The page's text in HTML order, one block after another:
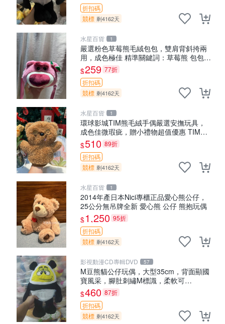
折扣碼
競標 剩4162天
水星百貨 1
嚴選粉色草莓熊毛絨包包，雙肩背斜挎兩
用，成色極佳 精準關鍵詞：草莓熊 包包
毛絨
$259 77折
折扣碼
競標 剩4162天
水星百貨 1
環球影城TIM熊毛絨手偶嚴選安撫玩具，
成色佳微瑕疵，贈小禮物超值優惠 TIM熊
毛絨手偶 安撫 toy 嚴選
$510 89折
折扣碼
競標 剩4162天
水星百貨 1
2014年產日本Nici專櫃正品愛心熊公仔，
25公分無吊牌全新 愛心熊 公仔 熊抱玩偶
$1,250 95折
折扣碼
競標 剩4162天
影視動漫CD專輯DVD 57
M豆熊貓公仔玩偶，大型35cm，背面顯國
寶風采，腳肚刺繡M標識，柔軟可
MACHINE WASH。國寶 M豆 玩偶 公仔
$460 87折
折扣碼
競標 剩4162天